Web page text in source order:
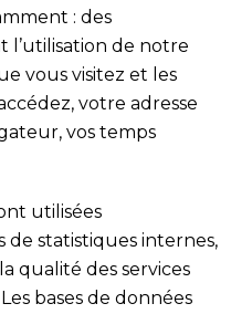
: des
l’utilisation de notre
vous visitez et les
votre adresse
vos temps
utilisées
de statistiques internes,
qualité des services
bases de données